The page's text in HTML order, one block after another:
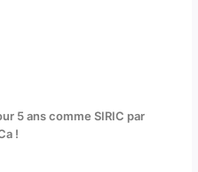
5 ans comme SIRIC par
!